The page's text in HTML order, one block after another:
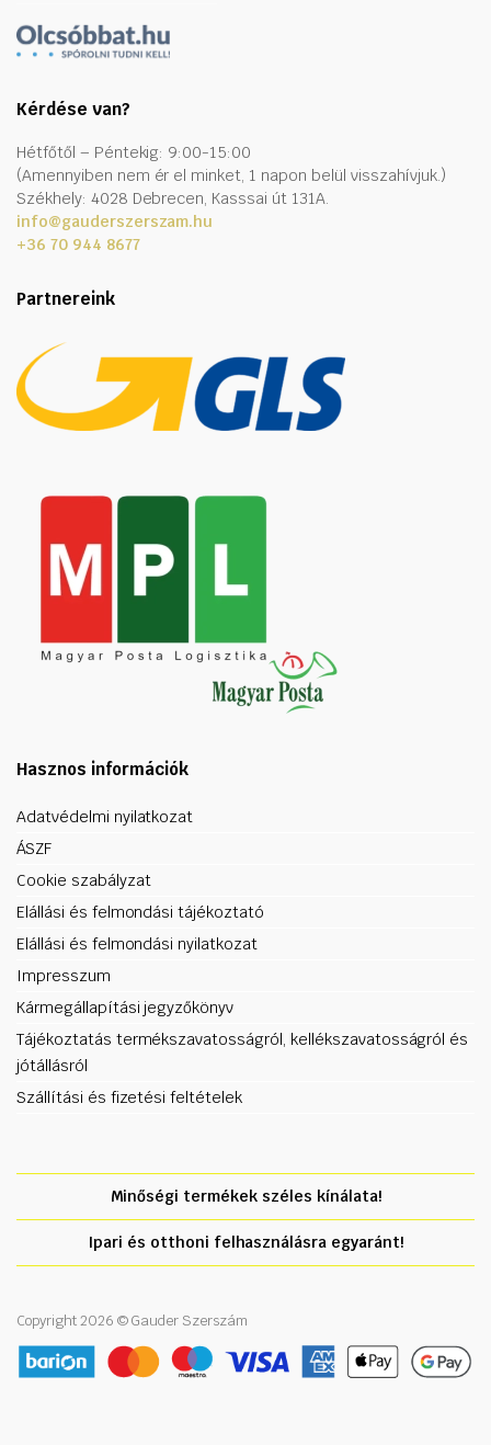
Kérdése van?
Hétfőtől – Péntekig: 9:00-15:00
(Amennyiben nem ér el minket, 1 napon belül visszahívjuk.)
Székhely: 4028 Debrecen, Kasssai út 131A.
info@gauderszerszam.hu
+36 70 944 8677
Partnereink
Hasznos információk
Adatvédelmi nyilatkozat
ÁSZF
Cookie szabályzat
Elállási és felmondási tájékoztató
Elállási és felmondási nyilatkozat
Impresszum
Kármegállapítási jegyzőkönyv
Tájékoztatás termékszavatosságról, kellékszavatosságról és
jótállásról
Szállítási és fizetési feltételek
Minőségi termékek széles kínálata!
Ipari és otthoni felhasználásra egyaránt!
Copyright 2026 © Gauder Szerszám